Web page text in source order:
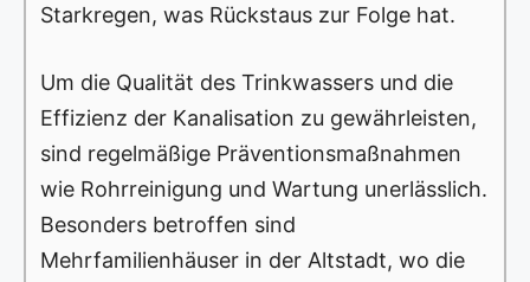
Starkregen, was Rückstaus zur Folge hat.
Um die Qualität des Trinkwassers und die
Effizienz der Kanalisation zu gewährleisten,
sind regelmäßige Präventionsmaßnahmen
wie Rohrreinigung und Wartung unerlässlich.
Besonders betroffen sind
Mehrfamilienhäuser in der Altstadt, wo die